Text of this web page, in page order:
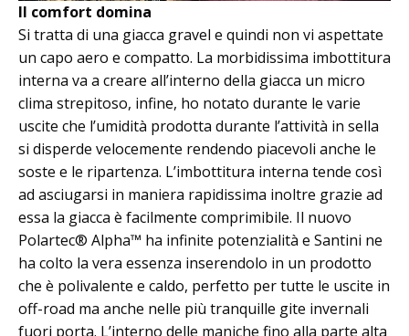
Il comfort domina
Si tratta di una giacca gravel e quindi non vi aspettate
un capo aero e compatto. La morbidissima imbottitura
interna va a creare all’interno della giacca un micro
clima strepitoso, infine, ho notato durante le varie
uscite che l’umidità prodotta durante l’attività in sella
si disperde velocemente rendendo piacevoli anche le
soste e le ripartenza. L’imbottitura interna tende così
ad asciugarsi in maniera rapidissima inoltre grazie ad
essa la giacca è facilmente comprimibile. Il nuovo
Polartec® Alpha™ ha infinite potenzialità e Santini ne
ha colto la vera essenza inserendolo in un prodotto
che è polivalente e caldo, perfetto per tutte le uscite in
off-road ma anche nelle più tranquille gite invernali
fuori porta. L’interno delle maniche fino alla parte alta